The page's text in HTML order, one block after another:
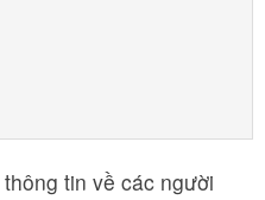
tin về các người